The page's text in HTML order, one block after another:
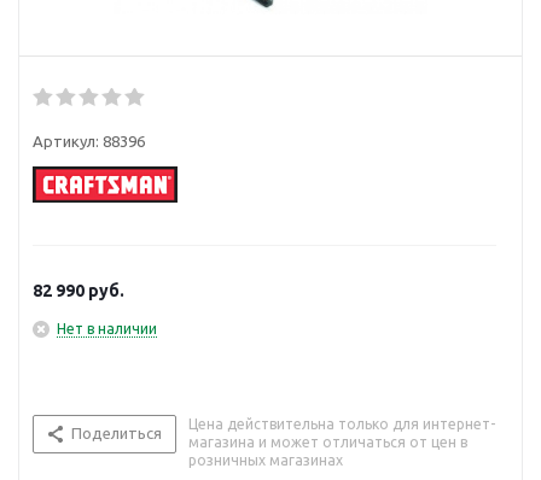
Артикул: 88396
82 990 руб.
Нет в наличии
Поделиться
Цена действительна только для интернет-
магазина и может отличаться от цен в
розничных магазинах